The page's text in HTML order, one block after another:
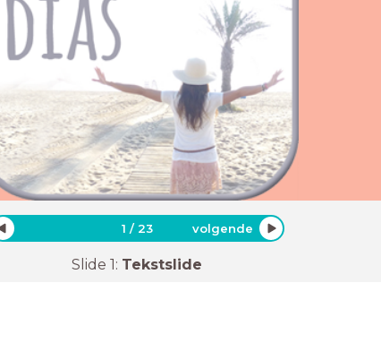
1 /23 volgende
Slide 1: Tekstslide